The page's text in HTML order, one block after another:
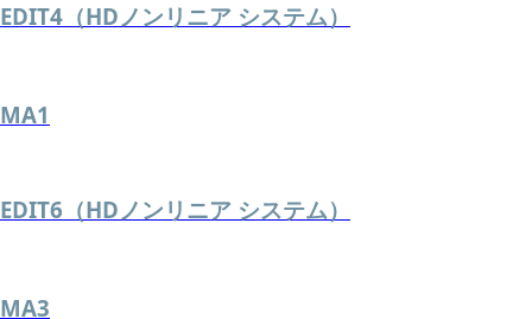
EDIT4（HDノンリニア システム）
MA1
EDIT6（HDノンリニア システム）
MA3